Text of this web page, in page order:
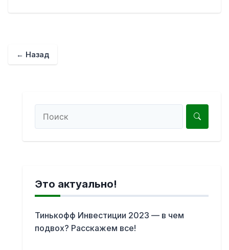
← Назад
Это актуально!
Тинькофф Инвестиции 2023 — в чем
подвох? Расскажем все!